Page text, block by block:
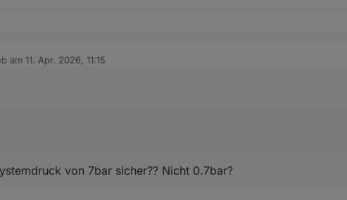
kalt...
am 11. Apr. 2026, 11:15
editiert von
von 7bar sicher?? Nicht 0.7bar?